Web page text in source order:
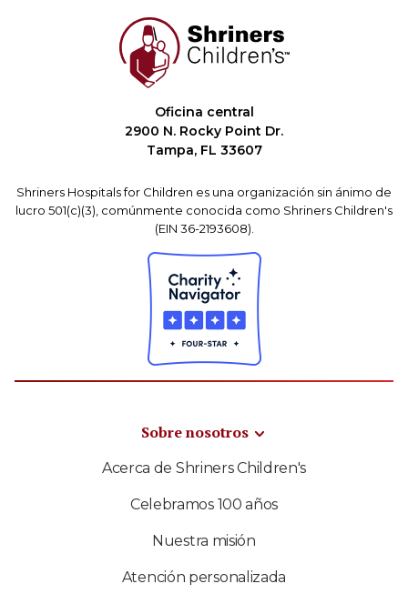
Oficina central
2900 N. Rocky Point Dr.
Tampa, FL 33607
Shriners Hospitals for Children es una organización sin ánimo de
lucro 501(c)(3), comúnmente conocida como Shriners Children's
(EIN 36-2193608).
Sobre nosotros
Acerca de Shriners Children's
Celebramos 100 años
Nuestra misión
Atención personalizada